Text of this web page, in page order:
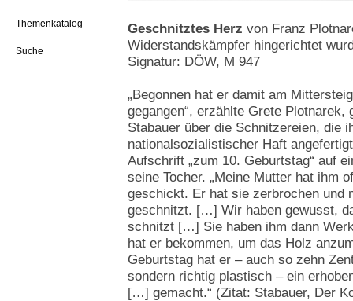
Themenkatalog
Suche
Geschnitztes Herz von Franz
Widerstandskämpfer hingerichtet
Signatur: DÖW, M 947
„Begonnen hat er damit am
gegangen“, erzählte Grete
Stabauer über die Schnitzereien, die
nationalsozialistischer Haft
Aufschrift „zum 10. Geburtstag“ auf
seine Tocher. „Meine Mutter hat ihm
geschickt. Er hat sie zerbrochen und
geschnitzt. […] Wir haben gewusst,
schnitzt […] Sie haben ihm dann
hat er bekommen, um das Holz
Geburtstag hat er – auch so zehn
sondern richtig plastisch – ein
[…] gemacht.“ (Zitat: Stabauer, Der